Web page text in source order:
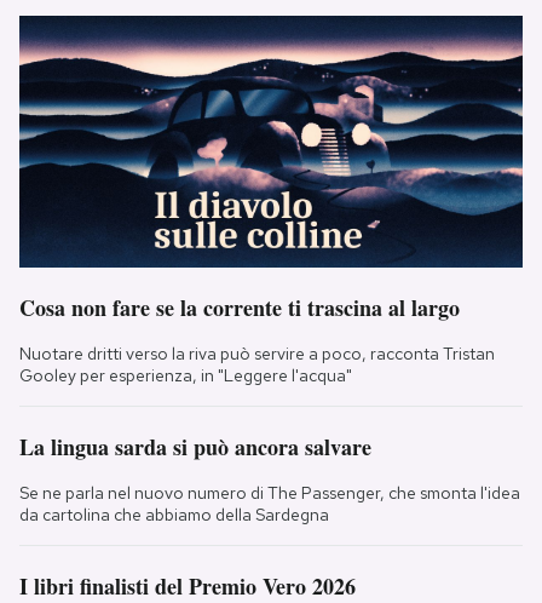
Cosa non fare se la corrente ti trascina al largo
Nuotare dritti verso la riva può servire a poco, racconta Tristan
Gooley per esperienza, in "Leggere l'acqua"
La lingua sarda si può ancora salvare
Se ne parla nel nuovo numero di The Passenger, che smonta l'idea
da cartolina che abbiamo della Sardegna
I libri finalisti del Premio Vero 2026